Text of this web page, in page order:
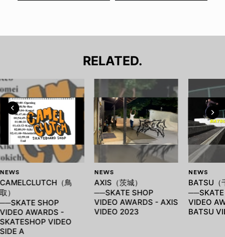
RELATED.
NEWS
CAMELCLUTCH（鳥
取）
──SKATE SHOP
VIDEO AWARDS -
SKATESHOP VIDEO
SIDE A
NEWS
AXIS（茨城）
──SKATE SHOP
VIDEO AWARDS - AXIS
VIDEO 2023
NEWS
BATSU（
──SKATE
VIDEO
BATSU